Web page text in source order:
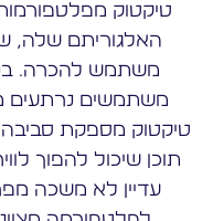
טיקטוק
האלגוריתם שלה,
משתמש להכרה.
משתמשים נרתעים
טיקטוק מספקת
תוכן שיכול להפוך
עדיין לא משכה